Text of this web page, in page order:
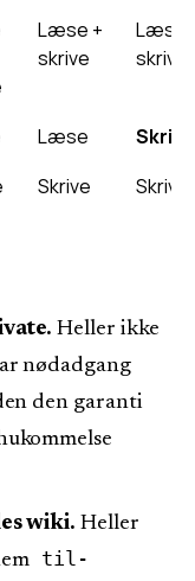
Læse +
skrive
Læse
skrive
Læse Skrive
Skrive Skrive
Heller ikke
nødadgang
den garanti
wiki. Heller
til-